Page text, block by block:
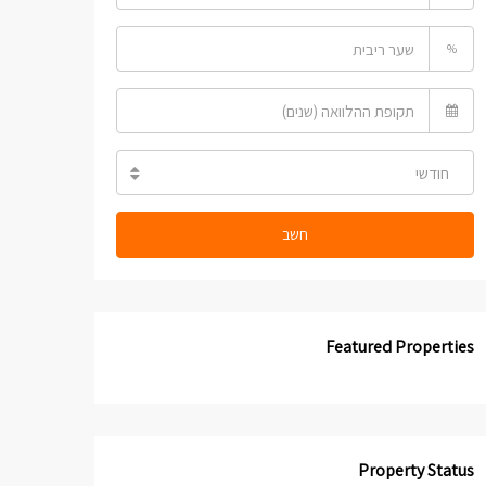
%
חודשי
חשב
Featured Properties
Property Status